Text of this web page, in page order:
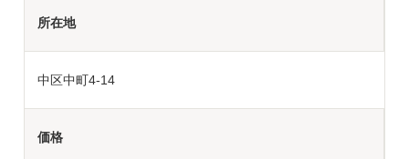
所在地
中区中町4-14
価格